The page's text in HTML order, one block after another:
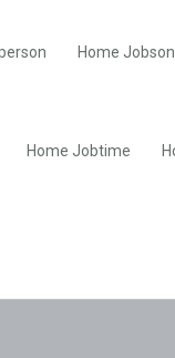
Home
Home Jobtime